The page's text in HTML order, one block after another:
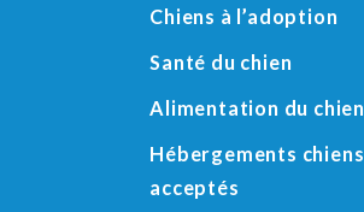
Chiens à l’adoption
Santé du chien
Alimentation du chien
Hébergements chiens
acceptés